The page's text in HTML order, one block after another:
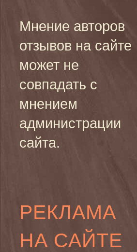
Мнение авторов
отзывов на сайте
может не
совпадать с
мнением
администрации
сайта.
РЕКЛАМА
НА САЙТЕ